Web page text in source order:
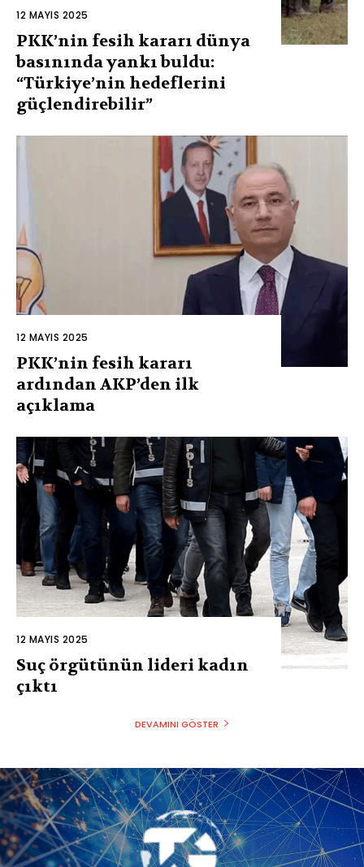
12 MAYIS 2025
PKK’nin fesih kararı dünya
basınında yankı buldu:
“Türkiye’nin hedeflerini
güçlendirebilir”
12 MAYIS 2025
PKK’nin fesih kararı
ardından AKP’den ilk
açıklama
12 MAYIS 2025
Suç örgütünün lideri kadın
çıktı
DEVAMINI GÖSTER